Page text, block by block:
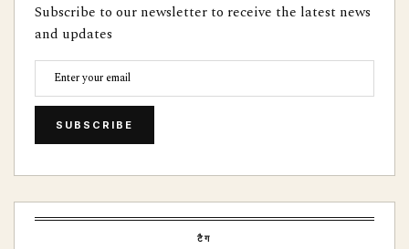
Subscribe to our newsletter to receive the latest news
and updates
SUBSCRIBE
टैग